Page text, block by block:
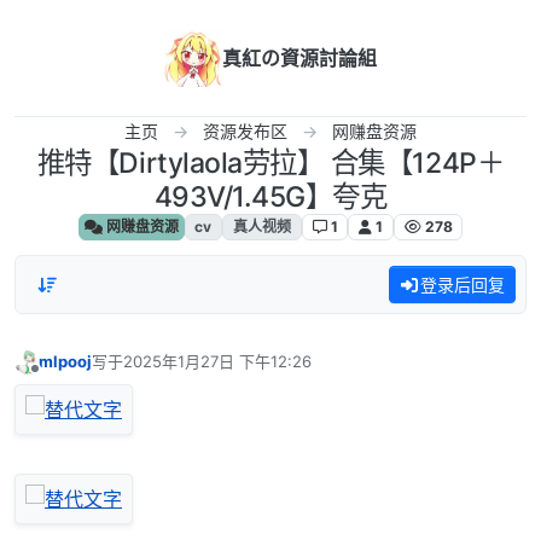
真紅の資源討論組
主页 资源发布区 网赚盘资源
推特【Dirtylaola劳拉】 合集【124P＋
493V/1.45G】夸克
网赚盘资源 cv 真人视频 1 1 278
登录后回复
mlpooj写于2025年1月27日 下午12:26
最后由 编辑